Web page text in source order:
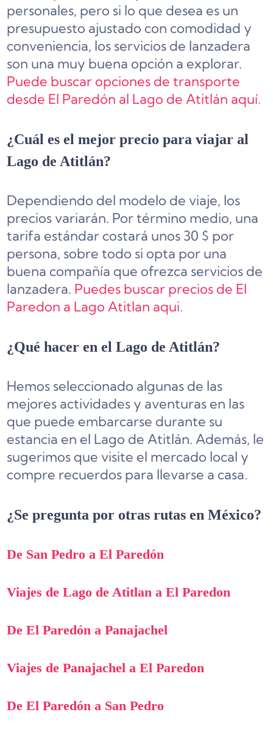
personales, pero si lo que desea es un
presupuesto ajustado con comodidad y
conveniencia, los servicios de lanzadera
son una muy buena opción a explorar.
Puede buscar opciones de transporte
desde El Paredón al Lago de Atitlán aquí.
¿Cuál es el mejor precio para viajar al
Lago de Atitlán?
Dependiendo del modelo de viaje, los
precios variarán. Por término medio, una
tarifa estándar costará unos 30 $ por
persona, sobre todo si opta por una
buena compañía que ofrezca servicios de
lanzadera. Puedes buscar precios de El
Paredon a Lago Atitlan aqui.
¿Qué hacer en el Lago de Atitlán?
Hemos seleccionado algunas de las
mejores actividades y aventuras en las
que puede embarcarse durante su
estancia en el Lago de Atitlán. Además, le
sugerimos que visite el mercado local y
compre recuerdos para llevarse a casa.
¿Se pregunta por otras rutas en México?
De San Pedro a El Paredón
Viajes de Lago de Atitlan a El Paredon
De El Paredón a Panajachel
Viajes de Panajachel a El Paredon
De El Paredón a San Pedro